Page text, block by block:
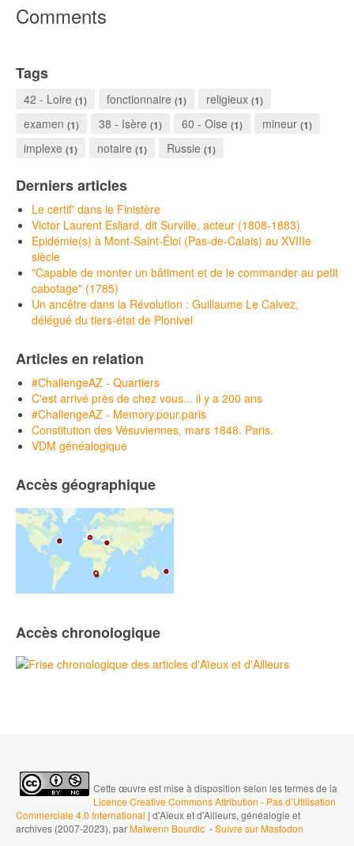
Comments
Tags
42 - Loire (1) fonctionnaire (1) religieux (1)
examen (1) 38 - Isère (1) 60 - Oise (1) mineur (1)
implexe (1) notaire (1) Russie (1)
Derniers articles
Le certif' dans le Finistère
Victor Laurent Esliard, dit Surville, acteur (1808-1883)
Epidémie(s) à Mont-Saint-Éloi (Pas-de-Calais) au XVIIIe
siècle
"Capable de monter un bâtiment et de le commander au petit
cabotage" (1785)
Un ancêtre dans la Révolution : Guillaume Le Calvez,
délégué du tiers-état de Plonivel
Articles en relation
#ChallengeAZ - Quartiers
C'est arrivé près de chez vous... il y a 200 ans
#ChallengeAZ - Memory.pour.paris
Constitution des Vésuviennes, mars 1848. Paris.
VDM généalogique
Accès géographique
Accès chronologique
Cette œuvre est mise à disposition selon les termes de la
Licence Creative Commons Attribution - Pas d’Utilisation
Commerciale 4.0 International | d'Aïeux et d'Ailleurs, généalogie et
archives (2007-2023), parMaïwenn Bourdic -Suivre sur Mastodon